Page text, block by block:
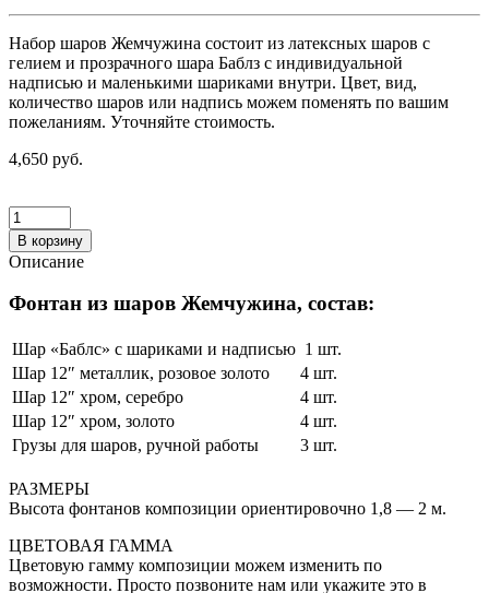
Набор шаров Жемчужина состоит из латексных шаров с
гелием и прозрачного шара Баблз с индивидуальной
надписью и маленькими шариками внутри. Цвет, вид,
количество шаров или надпись можем поменять по вашим
пожеланиям. Уточняйте стоимость.
4,650 руб.
В корзину
Описание
Фонтан из шаров Жемчужина, состав:
Шар «Баблс» с шариками и надписью 1 шт.
Шар 12″ металлик, розовое золото
4 шт.
Шар 12″ хром, серебро
4 шт.
Шар 12″ хром, золото
4 шт.
Грузы для шаров, ручной работы
3 шт.
РАЗМЕРЫ
Высота фонтанов композиции ориентировочно 1,8 — 2 м.
ЦВЕТОВАЯ ГАММА
Цветовую гамму композиции можем изменить по
возможности. Просто позвоните нам или укажите это в